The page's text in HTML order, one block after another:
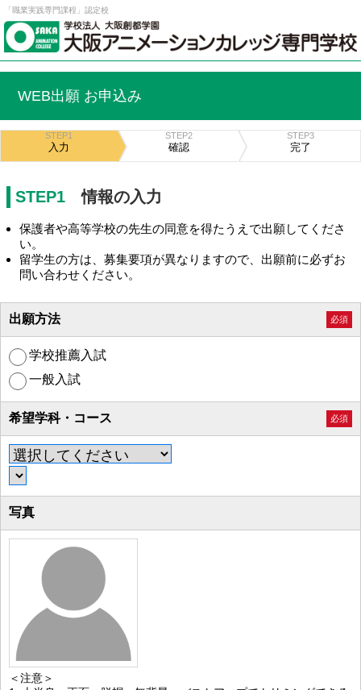
「職業実践専門課程」認定校
WEB出願 お申込み
STEP1
入力
STEP2
確認
STEP3
完了
STEP1 情報の入力
保護者や高等学校の先生の同意を得たうえで出願してくださ
い。
留学生の方は、募集要項が異なりますので、出願前に必ずお
問い合わせください。
出願方法 必須
学校推薦入試
一般入試
希望学科・コース 必須
写真
＜注意＞